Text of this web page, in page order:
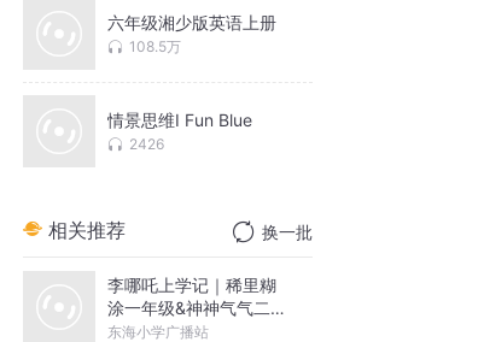
六年级湘少版英语上册
108.5万
情景思维I Fun Blue
2426
相关推荐 换一批
李哪吒上学记｜稀里糊
涂一年级&神神气气二年
级
东海小学广播站